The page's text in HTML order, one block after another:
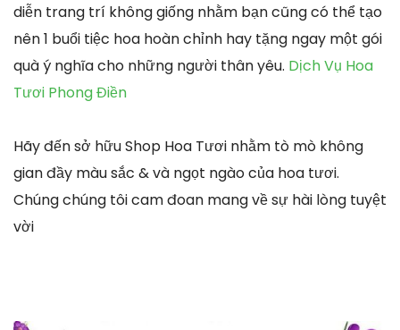
diễn trang trí không giống nhằm bạn cũng có thể tạo
nên 1 buổi tiệc hoa hoàn chỉnh hay tặng ngay một gói
quà ý nghĩa cho những người thân yêu. Dịch Vụ Hoa
Tươi Phong Điền
Hãy đến sở hữu Shop Hoa Tươi nhằm tò mò không
gian đầy màu sắc & và ngọt ngào của hoa tươi.
Chúng chúng tôi cam đoan mang về sự hài lòng tuyệt
vời